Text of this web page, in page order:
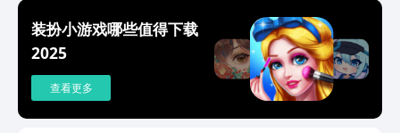
装扮小游戏哪些值得下载
2025
查看更多